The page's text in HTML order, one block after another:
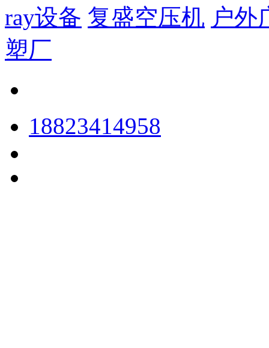
ray设备 复盛空压机 户外
塑厂
18823414958